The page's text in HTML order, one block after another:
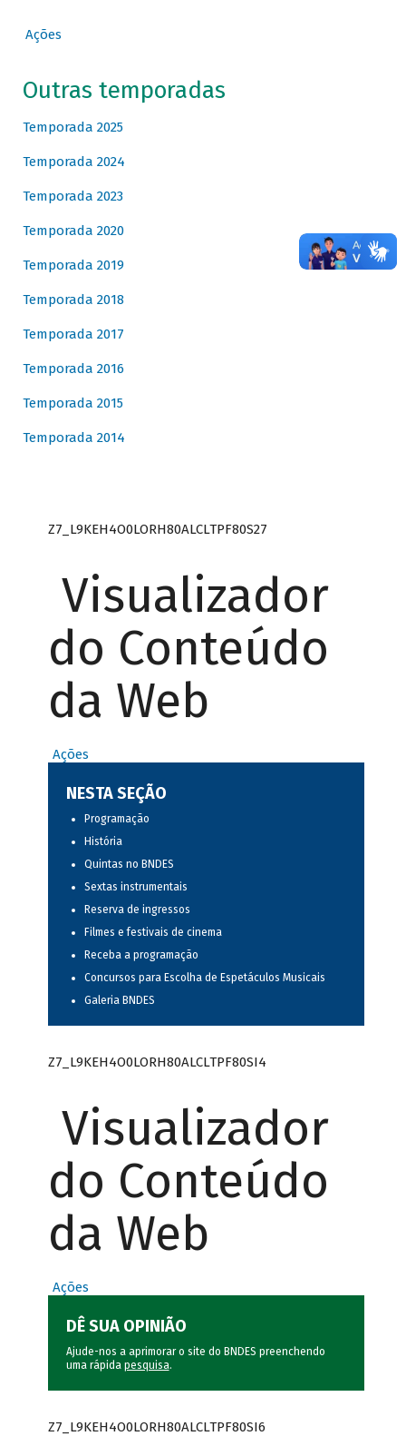
Ações
Outras temporadas
Temporada 2025
Temporada 2024
Temporada 2023
Temporada 2020
Temporada 2019
Temporada 2018
Temporada 2017
Temporada 2016
Temporada 2015
Temporada 2014
Z7_L9KEH4O0LORH80ALCLTPF80S27
Visualizador
do Conteúdo
da Web
Ações
NESTA SEÇÃO
Programação
História
Quintas no BNDES
Sextas instrumentais
Reserva de ingressos
Filmes e festivais de cinema
Receba a programação
Concursos para Escolha de Espetáculos Musicais
Galeria BNDES
Z7_L9KEH4O0LORH80ALCLTPF80SI4
Visualizador
do Conteúdo
da Web
Ações
DÊ SUA OPINIÃO
Ajude-nos a aprimorar o site do BNDES preenchendo
uma rápida pesquisa.
Z7_L9KEH4O0LORH80ALCLTPF80SI6